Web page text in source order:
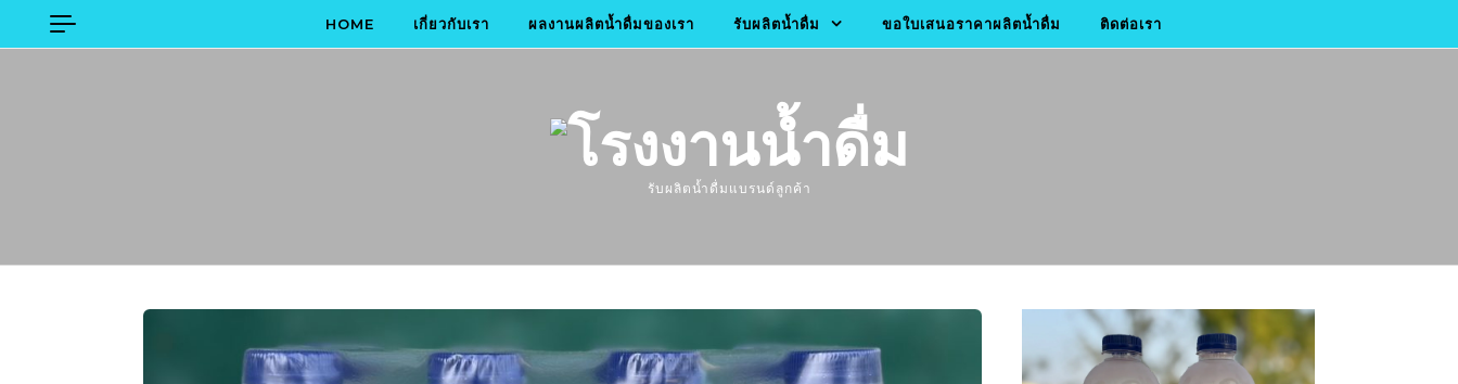
Skip to content
HOME เกี่ยวกับเรา ผลงานผลิตน้ำดื่มของเรา รับผลิตน้ำดื่ม ขอใบเสนอราคาผลิตน้ำดื่ม ติดต่อเรา
รับผลิตน้ำดื่มแบรนด์ลูกค้า